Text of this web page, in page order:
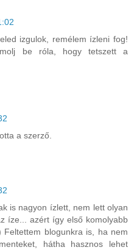
izgulok, remélem ízleni fog!
be róla, hogy tetszett a
a szerző.
is nagyon ízlett, nem lett olyan
íze... azért így első komolyabb
blogunkra is, ha nem
hátha hasznos lehet